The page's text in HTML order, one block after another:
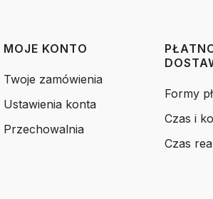
MOJE KONTO
Twoje zamówienia
Ustawienia konta
Przechowalnia
Formy
Czas i
Czas